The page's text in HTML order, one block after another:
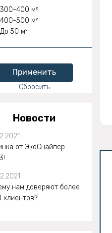
300-400 м²
400-500 м²
До 50 м²
Применить
Сбросить
Новости
от ЭкоСнайпер -
нам доверяют более
клиентов?